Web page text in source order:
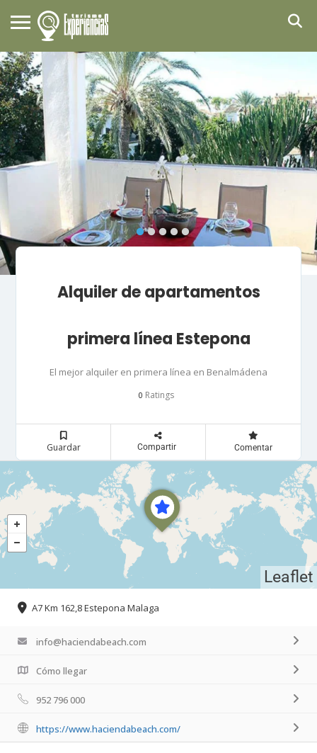
Alquiler de apartamentos
primera línea Estepona
El mejor alquiler en primera línea en Benalmádena
0 Ratings
Guardar Compartir Comentar
Leaflet
A7 Km 162,8 Estepona Malaga
info@haciendabeach.com
Cómo llegar
952 796 000
https://www.haciendabeach.com/